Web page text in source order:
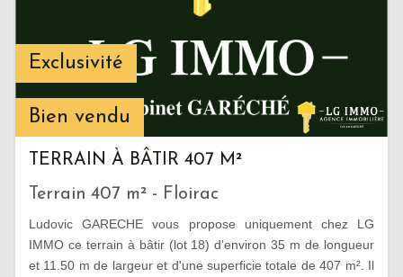
Bien vendu
Exclusivité
TERRAIN À BÂTIR 407 M²
Terrain 407 m² - Floirac
Ludovic GARECHE vous propose uniquement chez LG
IMMO ce terrain à bâtir (lot 18) d'environ 35 m de longueur
et 11.50 m de largeur et d'une superficie totale de 407 m². Il